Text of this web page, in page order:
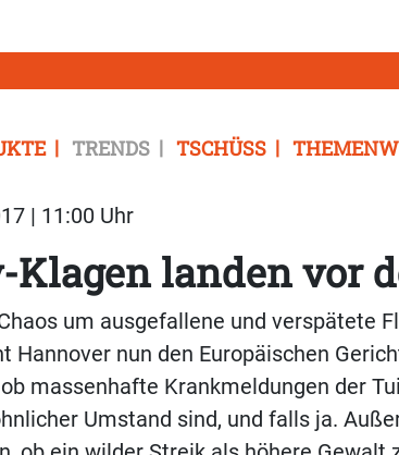
TRENDS TSCHÜSS
| 11:00 Uhr
landen vor
um ausgefallene und verspätete
Hannover nun den Europäischen
massenhafte Krankmeldungen der
Umstand sind, und falls ja.